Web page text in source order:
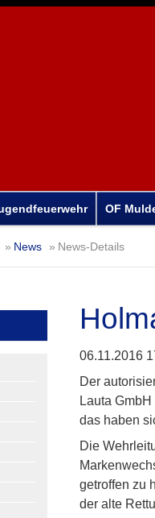
OF
News News-Details
06.11.2016
Der
Lauta
das haben
Die
getroffen zu
der alte